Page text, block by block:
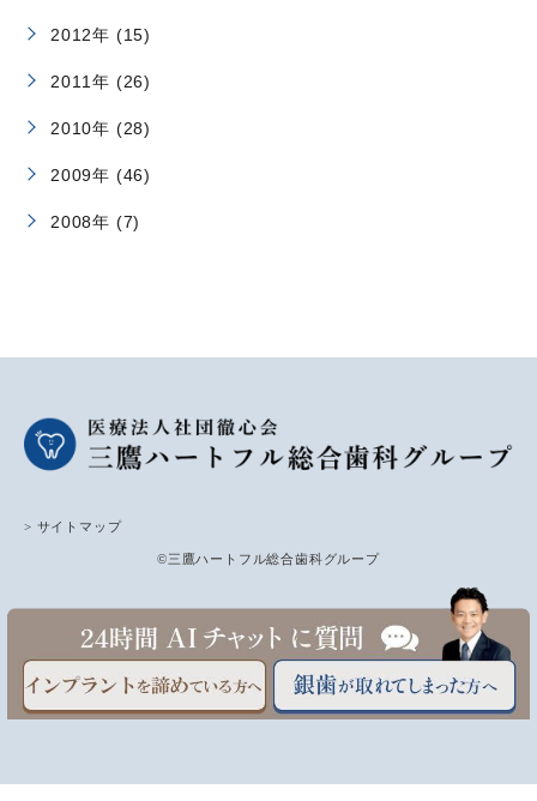
2012年 (15)
2011年 (26)
2010年 (28)
2009年 (46)
2008年 (7)
> サイトマップ
©三鷹ハートフル総合歯科グループ